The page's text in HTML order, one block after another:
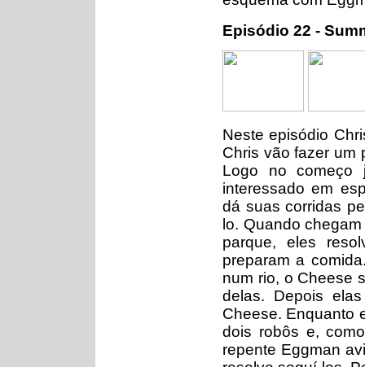
Episódio 22 -
Neste episódio
Chris vão fazer um
Logo no começo
interessado em
dá suas corridas
lo. Quando
parque, eles
preparam a
num rio, o Cheese
delas. Depois
Cheese. Enquanto
dois robôs e,
repente Eggman